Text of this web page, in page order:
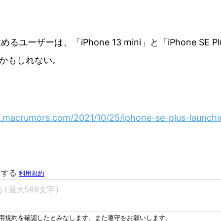
るユーザーは、「iPhone 13 mini」と「iPhone SE
もしれない。
2021/10/25/iphone-se-plus-